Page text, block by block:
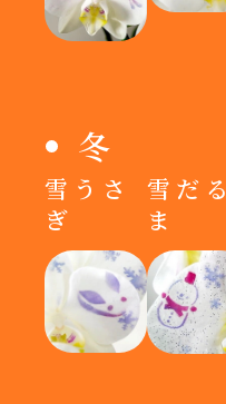
冬
雪うさ
ぎ
雪だる
ま